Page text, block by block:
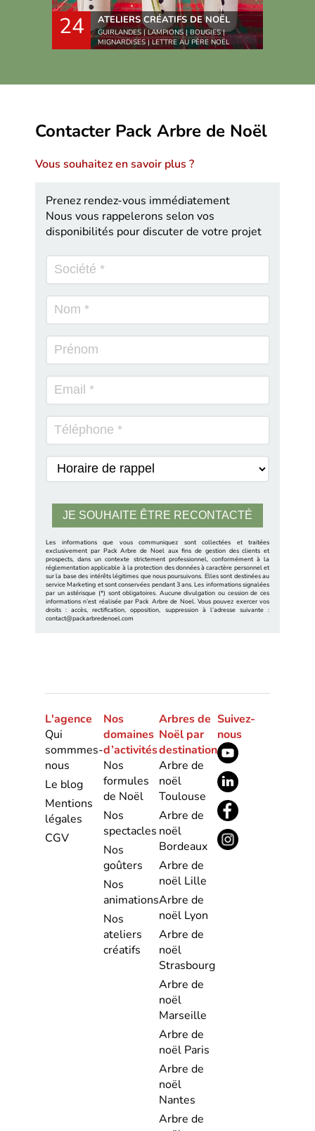
24 ATELIERS CRÉATIFS DE NOËL
GUIRLANDES | LAMPIONS | BOUGIES |
MIGNARDISES | LETTRE AU PÈRE NOËL
Contacter Pack Arbre de Noël
Vous souhaitez en savoir plus ?
Prenez rendez-vous immédiatement
Nous vous rappelerons selon vos
disponibilités pour discuter de votre projet
Les informations que vous communiquez sont collectées et traitées
exclusivement par Pack Arbre de Noel aux fins de gestion des clients et
prospects, dans un contexte strictement professionnel, conformément à la
réglementation applicable à la protection des données à caractère personnel et
sur la base des intérêts légitimes que nous poursuivons. Elles sont destinées au
service Marketing et sont conservées pendant 3 ans. Les informations signalées
par un astérisque (*) sont obligatoires. Aucune divulgation ou cession de ces
informations n’est réalisée par Pack Arbre de Noel. Vous pouvez exercer vos
droits : accès, rectification, opposition, suppression à l’adresse suivante :
contact@packarbredenoel.com
L'agence
Qui
sommmes-
nous
Le blog
Mentions
légales
CGV
Nos
domaines
d’activités
Nos
formules
de Noël
Nos
spectacles
Nos
goûters
Nos
animations
Nos
ateliers
créatifs
Arbres de
Noël par
destination
Arbre de
noël
Toulouse
Arbre de
noël
Bordeaux
Arbre de
noël Lille
Arbre de
noël Lyon
Arbre de
noël
Strasbourg
Arbre de
noël
Marseille
Arbre de
noël Paris
Arbre de
noël
Nantes
Arbre de
Suivez-
nous